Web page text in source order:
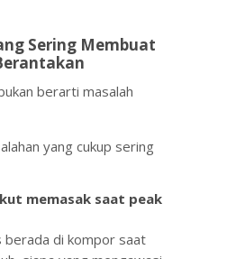
Sering Membuat
berarti masalah
yang cukup sering
memasak saat peak
berada di kompor saat